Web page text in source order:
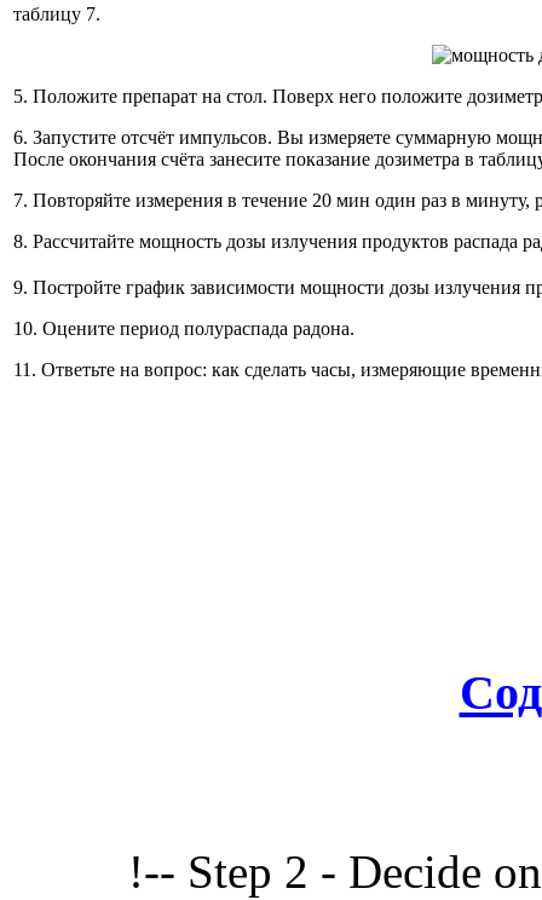
таблицу 7.
5. Положите препарат на стол. Поверх него положите
6. Запустите отсчёт импульсов. Вы измеряете суммарную
После окончания счёта занесите показание дозиметра в
7. Повторяйте измерения в течение 20 мин один раз в минуту,
8. Рассчитайте мощность дозы излучения продуктов распада
9. Постройте график зависимости мощности дозы излучения
10. Оцените период полураспада радона.
11. Ответьте на вопрос: как сделать часы, измеряющие
!-- Step 2 - Decide